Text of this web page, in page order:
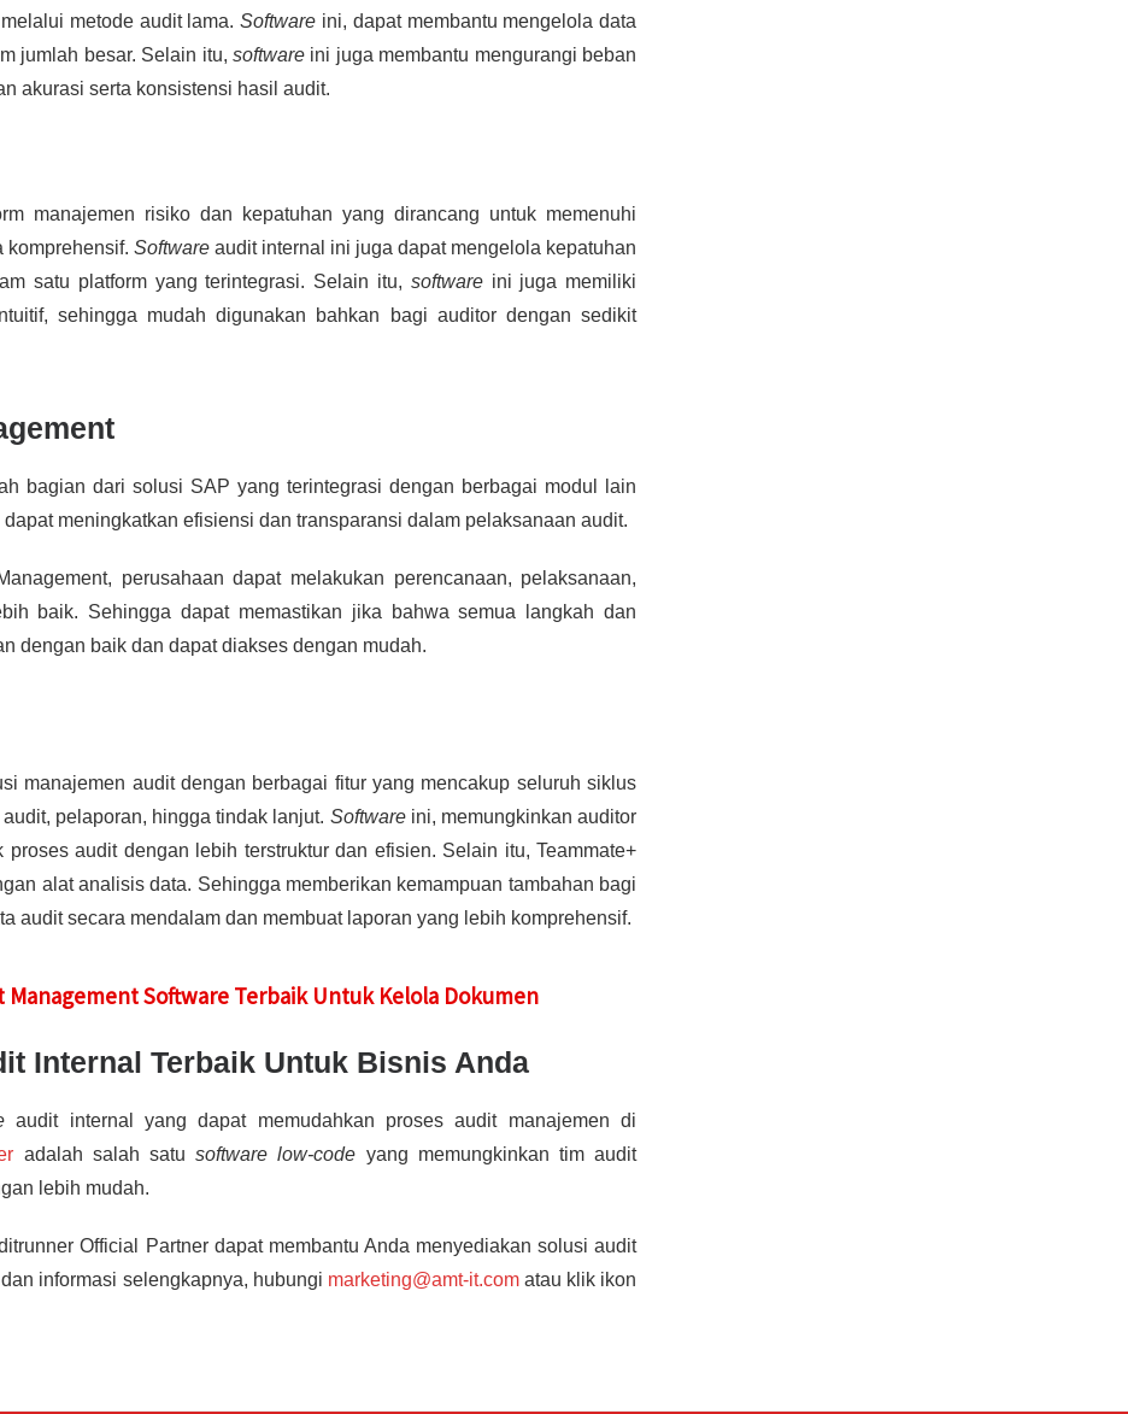
metode audit lama.Software ini, dapat membantu mengelola data
jumlah besar. Selain itu, softwareini juga membantu mengurangi beban
akurasi serta konsistensi hasil audit.
manajemen risiko dan kepatuhan yang dirancang untuk memenuhi
komprehensif.Software audit internal ini juga dapat mengelola kepatuhan
satu platform yang terintegrasi. Selain itu, softwareini juga memiliki
sehingga mudah digunakan bahkan bagi auditor dengan sedikit
bagian dari solusi SAP yang terintegrasi dengan berbagai modul lain
dapat meningkatkan efisiensi dan transparansi dalam pelaksanaan audit.
perusahaan dapat melakukan perencanaan, pelaksanaan,
baik. Sehingga dapat memastikan jika bahwa semua langkah dan
dengan baik dan dapat diakses dengan mudah.
manajemen audit dengan berbagai fitur yang mencakup seluruh siklus
pelaporan, hingga tindak lanjut. Softwareini, memungkinkan auditor
proses audit dengan lebih terstruktur dan efisien. Selain itu, Teammate+
alat analisis data. Sehingga memberikan kemampuan tambahan bagi
audit secara mendalam dan membuat laporan yang lebih komprehensif.
Software Terbaik Untuk Kelola Dokumen
Internal Terbaik Untuk Bisnis Anda
audit internal yang dapat memudahkan proses audit manajemen di
adalah salah satusoftware low-code yang memungkinkan tim audit
lebih mudah.
Official Partner dapat membantu Anda menyediakan solusi audit
informasi selengkapnya, hubungi marketing@amt-it.comatau klik ikon